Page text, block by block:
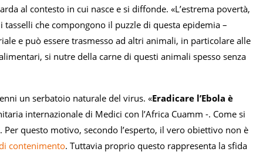
al contesto in cui nasce e si diffonde. «L’estrema povertà,
che compongono il puzzle di questa epidemia –
e può essere trasmesso ad altri animali, in particolare alle
si nutre della carne di questi animali spesso senza
un serbatoio naturale del virus. «Eradicare l’Ebola è
internazionale di Medici con l’Africa Cuamm -. Come si
questo motivo, secondo l’esperto, il vero obiettivo non è
contenimento. Tuttavia proprio questo rappresenta la sfida